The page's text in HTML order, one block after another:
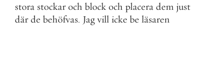
stora stockar och block och placera dem just
där de behöfvas. Jag vill icke be läsaren